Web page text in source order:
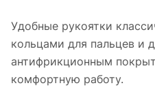
Удобные рукоятки
кольцами для пальцев и
антифрикционным
комфортную работу.